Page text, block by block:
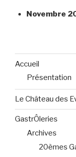
Novembre
Accueil
Présentation
Le Château des
GastrÔleries
Archives
20èmes